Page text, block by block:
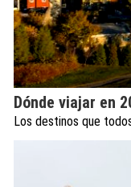
Dónde viajar en
Los destinos que